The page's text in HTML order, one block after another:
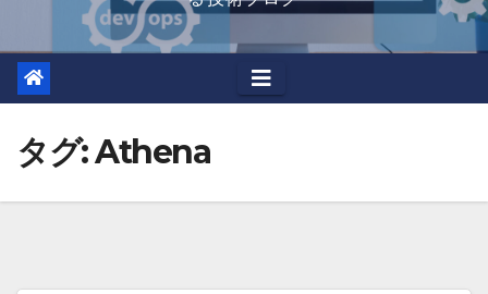
タグ:Athena